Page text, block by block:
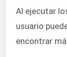
Al ejecutar
usuario
encontrar